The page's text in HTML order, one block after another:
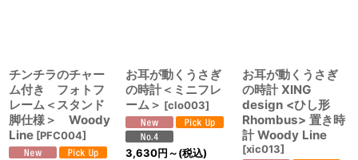
チンチラのチャー
ム付き フォトフ
レーム＜スタンド
脚仕様＞ Woody
Line [PFC004]
お耳が動くうさぎ
の時計＜ミニフレ
ーム＞ [clo003]
3,630円～(税込)
お耳が動くうさぎ
の時計 XING
design <ひし形
Rhombus> 置き時
計 Woody Line
[xic013]